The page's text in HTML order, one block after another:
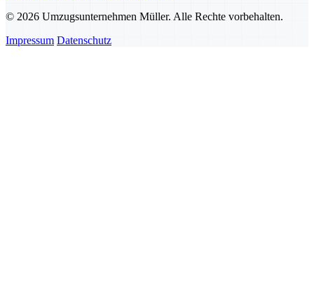
© 2026 Umzugsunternehmen Müller. Alle Rechte vorbehalten.
Impressum Datenschutz